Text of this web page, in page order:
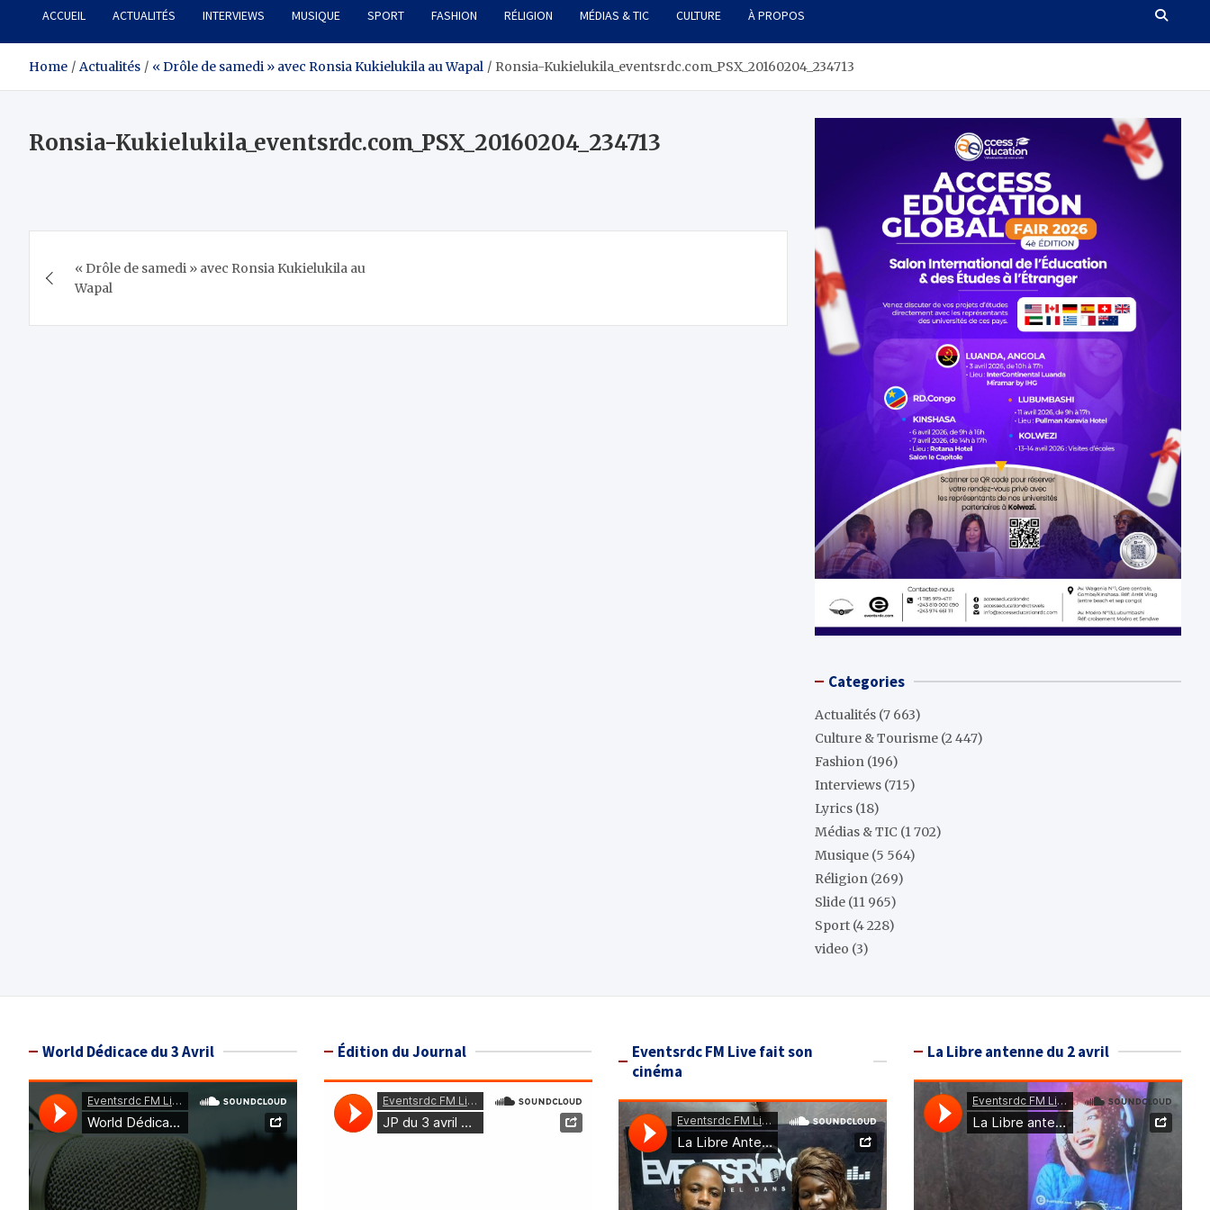
ACCUEIL ACTUALITÉS INTERVIEWS MUSIQUE SPORT FASHION RÉLIGION MÉDIAS & TIC CULTURE À PROPOS
Home Actualités « Drôle de samedi » avec Ronsia Kukielukila au Wapal Ronsia-Kukielukila_eventsrdc.com_PSX_20160204_234713
Ronsia-Kukielukila_eventsrdc.com_PSX_20160204_234713
de
l’article
« Drôle de samedi » avec Ronsia Kukielukila au
Wapal
Categories
Actualités (7 663)
Culture & Tourisme (2 447)
Fashion (196)
Interviews (715)
Lyrics (18)
Médias & TIC (1 702)
Musique (5 564)
Réligion (269)
Slide (11 965)
Sport (4 228)
video (3)
World Dédicace du 3 Avril Édition du Journal
Eventsrdc FM Live fait son
cinéma
La Libre antenne du 2 avril